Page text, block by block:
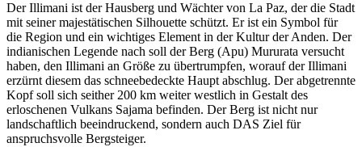
Der Illimani ist der Hausberg und Wächter von La Paz, der die Stadt
mit seiner majestätischen Silhouette schützt. Er ist ein Symbol für
die Region und ein wichtiges Element in der Kultur der Anden. Der
indianischen Legende nach soll der Berg (Apu) Mururata versucht
haben, den Illimani an Größe zu übertrumpfen, worauf der Illimani
erzürnt diesem das schneebedeckte Haupt abschlug. Der abgetrennte
Kopf soll sich seither 200 km weiter westlich in Gestalt des
erloschenen Vulkans Sajama befinden. Der Berg ist nicht nur
landschaftlich beeindruckend, sondern auch DAS Ziel für
anspruchsvolle Bergsteiger.